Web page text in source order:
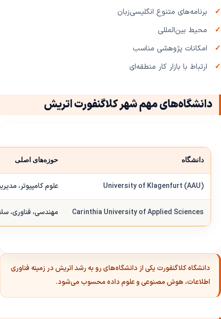
برنامه‌های متنوع انگلیسی‌زبان
محیط بین‌المللی
امکانات پژوهشی مناسب
ارتباط با بازار کار منطقه‌ای
دانشگاه‌های مهم شهر کلاگنفورت اتریش
دانشگاه حوزه‌های اصلی
University of Klagenfurt (AAU) علوم کامپیوتر،
Carinthia University of Applied Sciences مهندسی، فناوری،
دانشگاه کلاگنفورت یکی از دانشگاه‌های رو به رشد اتریش در زمینه فناوری
اطلاعات، هوش مصنوعی و علوم داده محسوب می‌شود.